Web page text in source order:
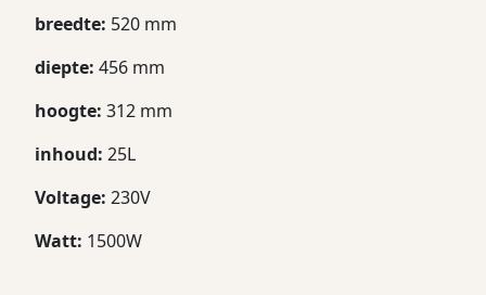
breedte: 520 mm
diepte: 456 mm
hoogte: 312 mm
inhoud: 25L
Voltage: 230V
Watt: 1500W